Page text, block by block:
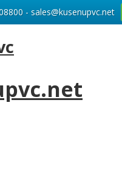
- sales@kusenupvc.net